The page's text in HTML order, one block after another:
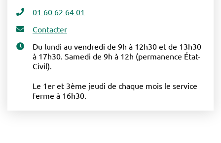
01 60 62 64 01
Contacter
Du lundi au vendredi de 9h à 12h30 et de 13h30
à 17h30. Samedi de 9h à 12h (permanence État-
Civil).
Le 1er et 3ème jeudi de chaque mois le service
ferme à 16h30.